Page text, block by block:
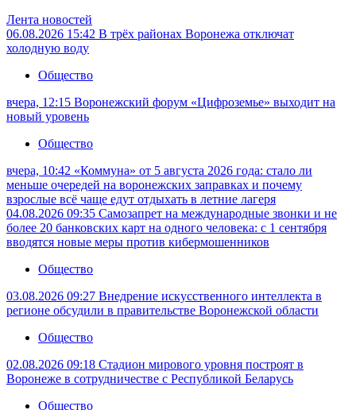
Лента новостей
06.08.2026 15:42 В трёх районах Воронежа отключат
холодную воду
Общество
вчера, 12:15 Воронежский форум «Цифроземье» выходит на
новый уровень
Общество
вчера, 10:42 «Коммуна» от 5 августа 2026 года: стало ли
меньше очередей на воронежских заправках и почему
взрослые всё чаще едут отдыхать в летние лагеря
04.08.2026 09:35 Самозапрет на международные звонки и не
более 20 банковских карт на одного человека: с 1 сентября
вводятся новые меры против кибермошенников
Общество
03.08.2026 09:27 Внедрение искусственного интеллекта в
регионе обсудили в правительстве Воронежской области
Общество
02.08.2026 09:18 Стадион мирового уровня построят в
Воронеже в сотрудничестве с Республикой Беларусь
Общество